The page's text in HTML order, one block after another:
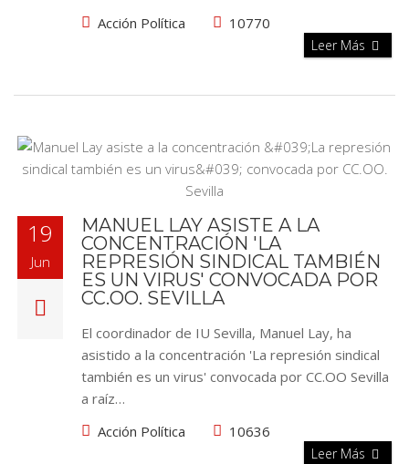
Acción Política
10770
Leer Más
19
Jun
MANUEL LAY ASISTE A LA
CONCENTRACIÓN 'LA
REPRESIÓN SINDICAL TAMBIÉN
ES UN VIRUS' CONVOCADA POR
CC.OO. SEVILLA
El coordinador de IU Sevilla, Manuel Lay, ha
asistido a la concentración 'La represión sindical
también es un virus' convocada por CC.OO Sevilla
a raíz…
Acción Política
10636
Leer Más